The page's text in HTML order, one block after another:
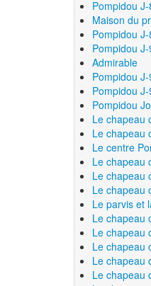
Pompidou
Maison du
Pompidou
Pompidou J-
Admirable
Pompidou J-
Pompidou J-
Pompidou
Le chapeau
Le chapeau
Le centre
Le chapeau
Le chapeau
Le chapeau
Le parvis et
Le chapeau
Le chapeau
Le chapeau
Le chapeau
Le chapeau